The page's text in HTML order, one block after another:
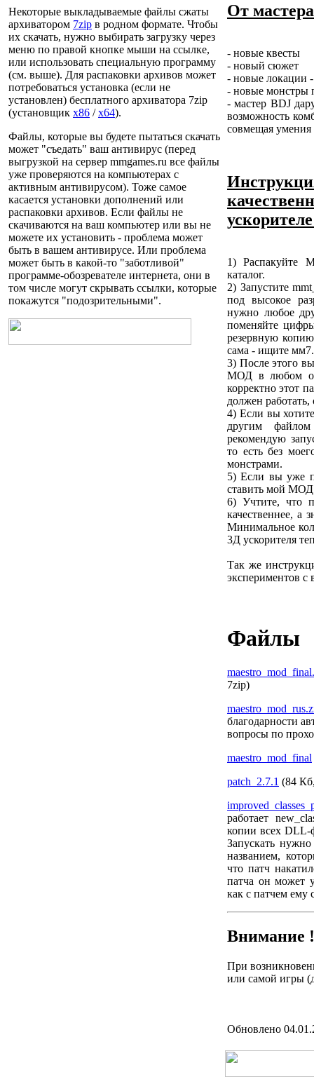
Некоторые выкладываемые файлы сжаты
архиватором 7zip в родном формате. Чтобы
их скачать, нужно выбирать загрузку через
меню по правой кнопке мыши на ссылке,
или использовать специальную программу
(см. выше). Для распаковки архивов может
потребоваться установка (если не
установлен) бесплатного архиватора 7zip
(установщик x86 /x64).
Файлы, которые вы будете пытаться скачать
может "съедать" ваш антивирус (перед
выгрузкой на сервер mmgames.ru все файлы
уже проверяются на компьютерах с
активным антивирусом). Тоже самое
касается установки дополнений или
распаковки архивов. Если файлы не
скачиваются на ваш компьютер или вы не
можете их установить - проблема может
быть в вашем антивирусе. Или проблема
может быть в какой-то "заботливой"
программе-обозревателе интернета, они в
том числе могут скрывать ссылки, которые
покажутся "подозрительными".
От
- новые квесты
- новый сюжет
- новые локации
- новые монстры
- мастер BDJ
возможность
совмещая умения
1) Распакуйте
каталог.
2) Запустите
под высокое
нужно любое
поменяйте
резервную
сама - ищите
3) После этого
МОД в любом
корректно этот
должен
4) Если вы
другим файлом
рекомендую
то есть без
монстрами.
5) Если вы уже
ставить мой МОД
6) Учтите, что
качественнее, а
Минимальное
3Д ускорителя
Так же
экспериментов
Файлы
7zip)
благодарности
вопросы по
maestro_mod_final
patch_2.7.1 (84 Кб
работает
копии всех DLL-
Запускать
названием,
что патч
патча он может
как с патчем ему
Внимание !
При
или самой игры
Обновлено